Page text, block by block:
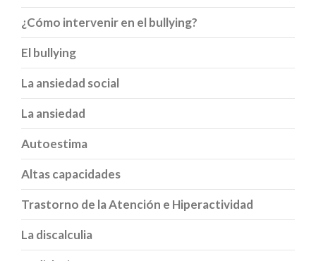
¿Cómo intervenir en el bullying?
El bullying
La ansiedad social
La ansiedad
Autoestima
Altas capacidades
Trastorno de la Atención e Hiperactividad
La discalculia